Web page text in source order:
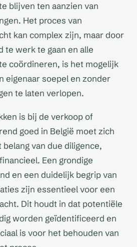
blijven ten aanzien van
Het proces van
kan complex zijn, maar door
te werk te gaan en alle
coördineren, is het mogelijk
eigenaar soepel en zonder
te laten verlopen.
is bij de verkoop of
goed in België moet zich
van due diligence,
Een grondige
en een duidelijk begrip van
zijn essentieel voor een
Dit houdt in dat potentiële
worden geïdentificeerd en
is voor het behouden van